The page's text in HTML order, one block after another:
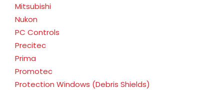
Mitsubishi
Nukon
PC Controls
Precitec
Prima
Promotec
Protection Windows (Debris Shields)